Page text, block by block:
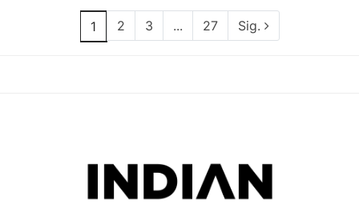
1 2 3 ... 27 Sig.